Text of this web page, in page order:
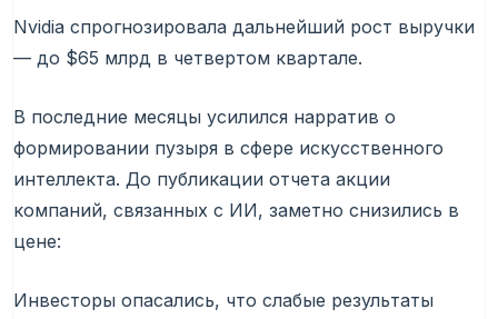
Nvidia спрогнозировала дальнейший рост выручки
— до $65 млрд в четвертом квартале.
В последние месяцы усилился нарратив о
формировании пузыря в сфере искусственного
интеллекта. До публикации отчета акции
компаний, связанных с ИИ, заметно снизились в
цене:
Инвесторы опасались, что слабые результаты